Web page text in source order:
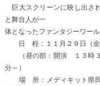
巨大スクリーンに映し出さ
と舞台人が一
体となったファンタジーワー
日 程：１１月２９日（金
（昼の部：開演 １３時３
分～）
場 所：メディキット県民